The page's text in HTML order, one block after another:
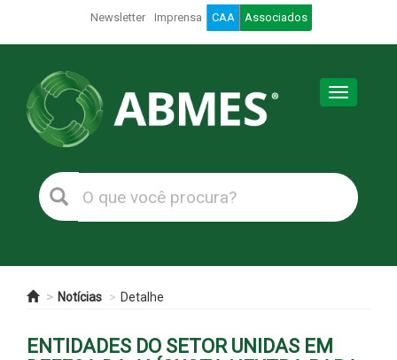
Newsletter Imprensa CAA Associados
Toggle
Notícias Detalhe
ENTIDADES DO SETOR UNIDAS EM